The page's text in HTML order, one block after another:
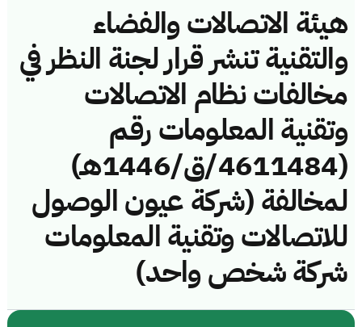
هيئة الاتصالات والفضاء
والتقنية تنشر قرار لجنة النظر في
مخالفات نظام الاتصالات
وتقنية المعلومات رقم
(4611484/ق/1446هـ)
لمخالفة (شركة عيون الوصول
للاتصالات وتقنية المعلومات
شركة شخص واحد)